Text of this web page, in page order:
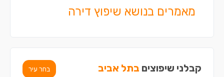
מאמרים בנושא שיפוץ דירה
קבלני שיפוצים בתל אביב בחר עיר